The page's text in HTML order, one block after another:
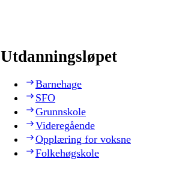
Utdanningsløpet
Barnehage
SFO
Grunnskole
Videregående
Opplæring for voksne
Folkehøgskole